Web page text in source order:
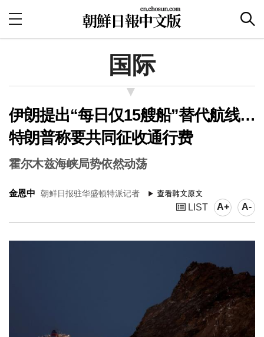
国际
伊朗提出“每日仅15艘船”替代航线…
特朗普称要共同征收通行费
霍尔木兹海峡局势依然动荡
金恩中 朝鲜日报驻华盛顿特派记者
LIST A+ A-